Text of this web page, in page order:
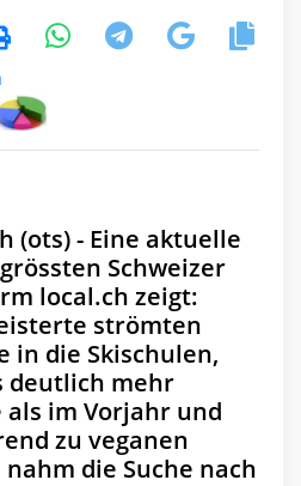
(ots) - Eine aktuelle
Schweizer
local.ch zeigt:
strömten
in die Skischulen,
deutlich mehr
im Vorjahr und
zu veganen
die Suche nach